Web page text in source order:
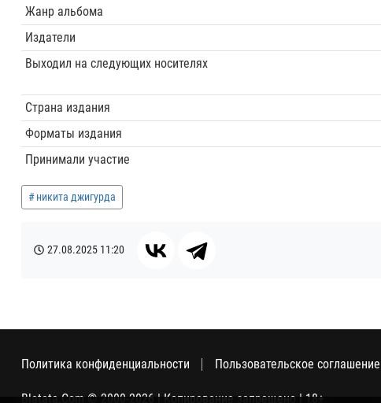
Жанр альбома
Издатели
Выходил на следующих носителях
Страна издания
Форматы издания
Принимали участие
никита джигурда
27.08.2025 11:20
Политика конфиденциальности Пользовательское соглашение
Blatata.Com © 2000-2026 | Копирование запрещено | 18+